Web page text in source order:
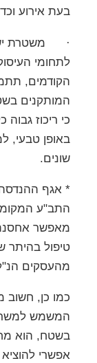
בעת אירוע
· משטרת
לתחומי
הקודמים,
המותקנים
כי ריכוז
באופן טבעי,
שונים.
* אגף
התב"ע
מאפשר
טיפול בהיתר
מהעסקים
כמו כן, חשוב
המשמש
בשטח, הוא
אפשרי להוציא